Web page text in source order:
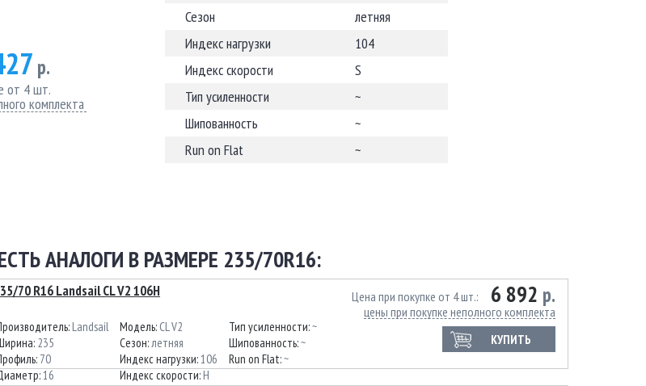
р.
от 4 шт.
комплекта
Сезон
летняя
Индекс нагрузки
104
Индекс скорости
S
Тип усиленности
~
Шипованность
~
Run on Flat
~
АНАЛОГИ В РАЗМЕРЕ 235/70R16:
70 R16 Landsail CL V2 106H 6 892 р.
Цена при покупке от 4 шт.
цены при покупке неполного комплекта
КУПИТЬ
Landsail
235
70
16
Модель: CL V2
Сезон:летняя
Индекс нагрузки:106
Индекс скорости: H
Тип усиленности:~
Шипованность:~
Run on Flat:~